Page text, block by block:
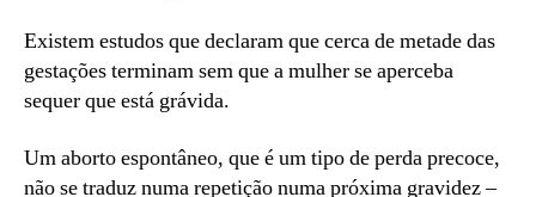
Existem estudos que declaram que cerca de metade das
gestações terminam sem que a mulher se aperceba
sequer que está grávida.
Um aborto espontâneo, que é um tipo de perda precoce,
não se traduz numa repetição numa próxima gravidez –